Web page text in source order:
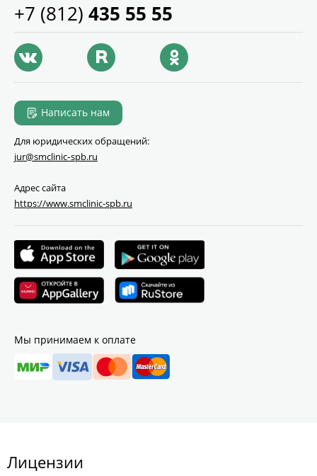
+7 (812) 435 55 55
Написать нам
Для юридических обращений:
jur@smclinic‑spb.ru
Адрес сайта
https://www.smclinic-spb.ru
Мы принимаем к оплате
Лицензии